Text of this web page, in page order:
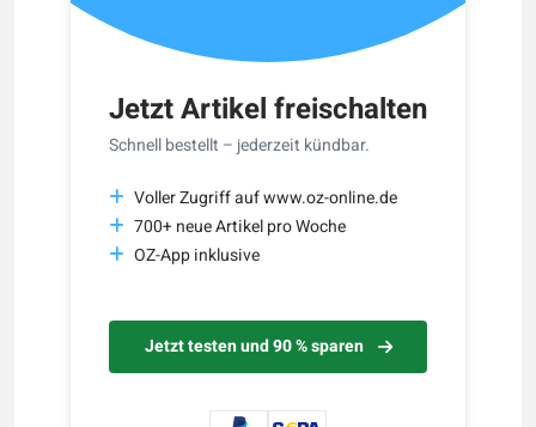
Jetzt Artikel freischalten
Schnell bestellt – jederzeit kündbar.
Voller Zugriff auf www.oz-online.de
700+ neue Artikel pro Woche
OZ-App inklusive
Jetzt testen und 90 % sparen